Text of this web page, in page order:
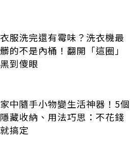
衣服洗完還有霉味？洗衣機最
髒的不是內桶！翻開「這圈」
黑到傻眼
家中隨手小物變生活神器！5個
隱藏收納、用法巧思：不花錢
就搞定